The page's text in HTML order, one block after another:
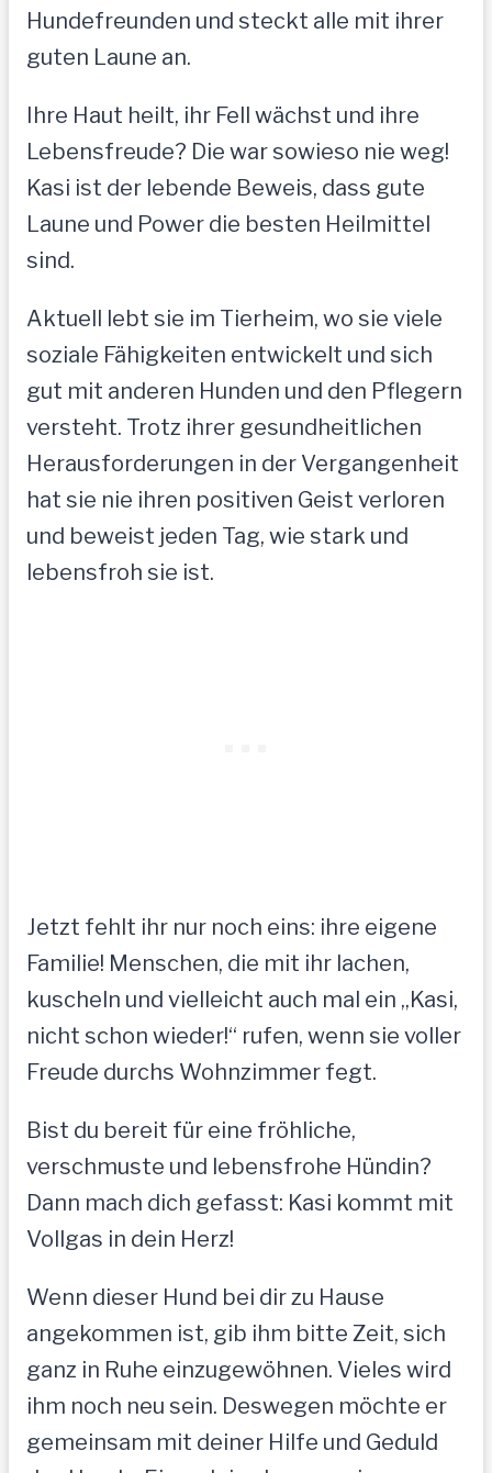
Hundefreunden und steckt alle mit ihrer
guten Laune an.
Ihre Haut heilt, ihr Fell wächst und ihre
Lebensfreude? Die war sowieso nie weg!
Kasi ist der lebende Beweis, dass gute
Laune und Power die besten Heilmittel
sind.
Aktuell lebt sie im Tierheim, wo sie viele
soziale Fähigkeiten entwickelt und sich
gut mit anderen Hunden und den Pflegern
versteht. Trotz ihrer gesundheitlichen
Herausforderungen in der Vergangenheit
hat sie nie ihren positiven Geist verloren
und beweist jeden Tag, wie stark und
lebensfroh sie ist.
Jetzt fehlt ihr nur noch eins: ihre eigene
Familie! Menschen, die mit ihr lachen,
kuscheln und vielleicht auch mal ein „Kasi,
nicht schon wieder!“ rufen, wenn sie voller
Freude durchs Wohnzimmer fegt.
Bist du bereit für eine fröhliche,
verschmuste und lebensfrohe Hündin?
Dann mach dich gefasst: Kasi kommt mit
Vollgas in dein Herz!
Wenn dieser Hund bei dir zu Hause
angekommen ist, gib ihm bitte Zeit, sich
ganz in Ruhe einzugewöhnen. Vieles wird
ihm noch neu sein. Deswegen möchte er
gemeinsam mit deiner Hilfe und Geduld